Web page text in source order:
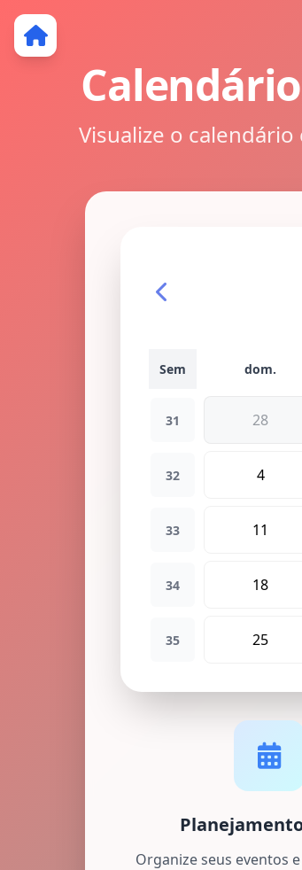
Visualize o
Sem
31 28
32 4
33 11
34 18
35 25
Organize seus eventos